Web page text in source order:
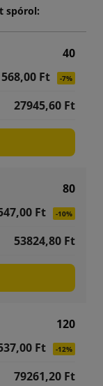
spórol:
40
568,00 Ft
-7%
27945,60 Ft
80
Ft
-10%
53824,80 Ft
120
Ft
-12%
79261,20 Ft